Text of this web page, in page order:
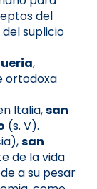
del
suplicio
,
ortodoxa
Italia,san
(s. V).
san
de la vida
a su pesar